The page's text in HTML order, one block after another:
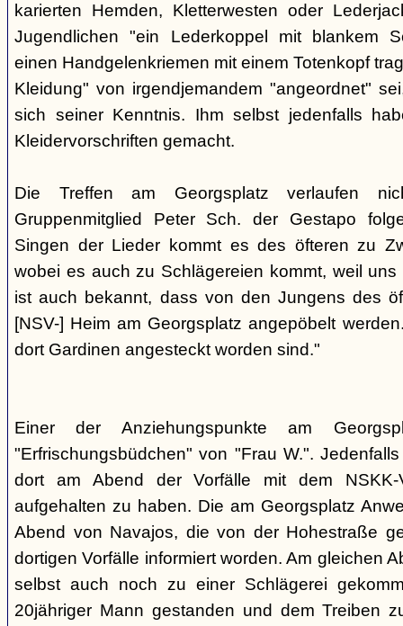
karierten Hemden, Kletterwesten oder
Jugendlichen "ein Lederkoppel mit blankem
einen Handgelenkriemen mit einem Totenkopf
Kleidung" von irgendjemandem "angeordnet"
sich seiner Kenntnis. Ihm selbst jedenfalls
Kleidervorschriften gemacht.
Die Treffen am Georgsplatz verlaufen
Gruppenmitglied Peter Sch. der Gestapo
Singen der Lieder kommt es des öfteren zu
wobei es auch zu Schlägereien kommt, weil
ist auch bekannt, dass von den Jungens des
[NSV-] Heim am Georgsplatz angepöbelt
dort Gardinen angesteckt worden sind."
Einer der Anziehungspunkte am
"Erfrischungsbüdchen" von "Frau W.".
dort am Abend der Vorfälle mit dem NSKK-
aufgehalten zu haben. Die am Georgsplatz
Abend von Navajos, die von der Hohestraße
dortigen Vorfälle informiert worden. Am gleichen
selbst auch noch zu einer Schlägerei
20jähriger Mann gestanden und dem Treiben